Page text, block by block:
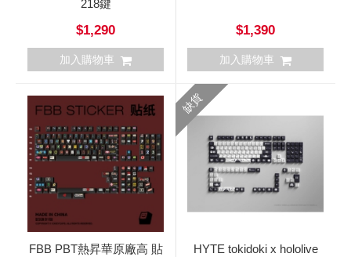
218鍵
$1,290
加入購物車
$1,390
加入購物車
FBB PBT熱昇華原廠高 貼
缺貨
HYTE tokidoki x hololive